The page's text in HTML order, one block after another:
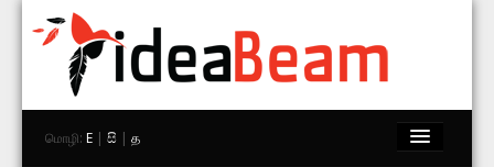
மொழி: E | සි | த